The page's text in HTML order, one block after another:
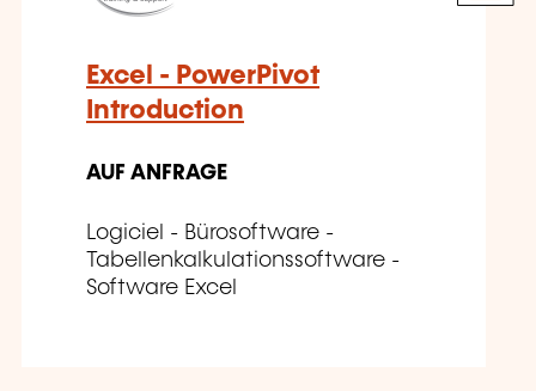
Excel - PowerPivot
Introduction
AUF ANFRAGE
Logiciel - Bürosoftware -
Tabellenkalkulationssoftware -
Software Excel